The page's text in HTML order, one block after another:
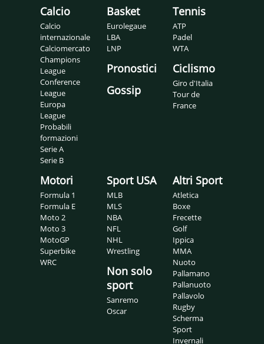
Calcio
Calcio
internazionale
Calciomercato
Champions
League
Conference
League
Europa
League
Probabili
formazioni
Serie A
Serie B
Basket
Eurolegaue
LBA
LNP
Pronostici
Gossip
Tennis
ATP
Padel
WTA
Ciclismo
Giro d'Italia
Tour de
France
Motori
Formula 1
Formula E
Moto 2
Moto 3
MotoGP
Superbike
WRC
Sport USA
MLB
MLS
NBA
NFL
NHL
Wrestling
Non solo
sport
Sanremo
Oscar
Altri Sport
Atletica
Boxe
Frecette
Golf
Ippica
MMA
Nuoto
Pallamano
Pallanuoto
Pallavolo
Rugby
Scherma
Sport
Invernali